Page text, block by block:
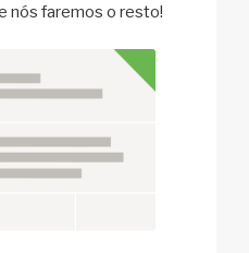
nós faremos o resto!